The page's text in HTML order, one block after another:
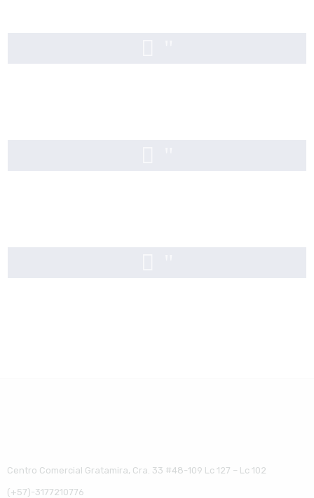
Centro Comercial Gratamira, Cra. 33 #48-109 Lc 127 – Lc 102
(+57)-3177210776